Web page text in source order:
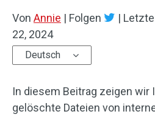
Von Annie | Folgen |
22, 2024
Deutsch
In diesem Beitrag zeigen wir
gelöschte Dateien von